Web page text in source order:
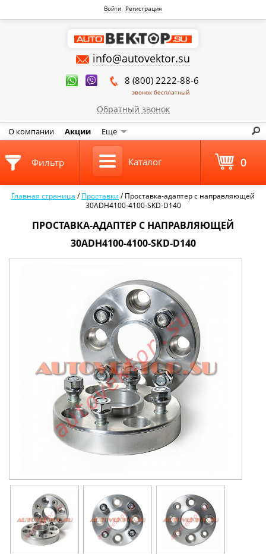
Войти Регистрация
info@autovektor.su
8 (800) 2222-88-6
звонок бесплатный
Обратный звонок
О компании Акции Еще
Главная страница /Проставки /Проставка-адаптер с направляющей
30ADH4100-4100-SKD-D140
ПРОСТАВКА-АДАПТЕР С НАПРАВЛЯЮЩЕЙ
30ADH4100-4100-SKD-D140
Фильтр Каталог 0